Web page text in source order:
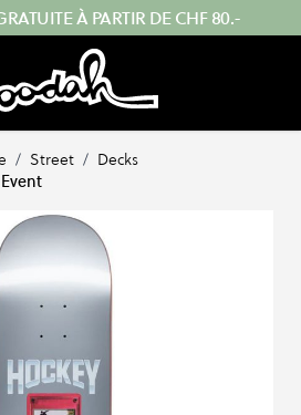
DEPUIS LA SUISSE
/ Street / Decks